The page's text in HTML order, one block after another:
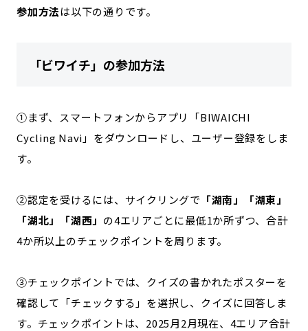
参加方法は以下の通りです。
「ビワイチ」の参加方法
①まず、スマートフォンからアプリ「BIWAICHI
Cycling Navi」をダウンロードし、ユーザー登録をしま
す。
②認定を受けるには、サイクリングで 「湖南」「湖東」
「湖北」「湖西」 の4エリアごとに最低1か所ずつ、合計
4か所以上のチェックポイントを周ります。
③チェックポイントでは、クイズの書かれたポスターを
確認して「チェックする」を選択し、クイズに回答しま
す。チェックポイントは、2025月2月現在、4エリア合計